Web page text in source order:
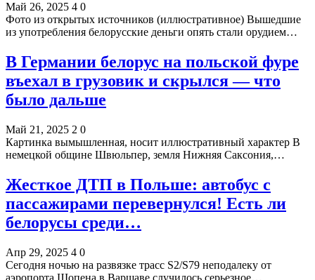
Май 26, 2025 4 0
Фото из открытых источников (иллюстративное) Вышедшие
из употребления белорусские деньги опять стали орудием…
В Германии белорус на польской фуре
въехал в грузовик и скрылся — что
было дальше
Май 21, 2025 2 0
Картинка вымышленная, носит иллюстративный характер В
немецкой общине Швюльпер, земля Нижняя Саксония,…
Жесткое ДТП в Польше: автобус с
пассажирами перевернулся! Есть ли
белорусы среди…
Апр 29, 2025 4 0
Сегодня ночью на развязке трасс S2/S79 неподалеку от
аэропорта Шопена в Варшаве случилось серьезное…